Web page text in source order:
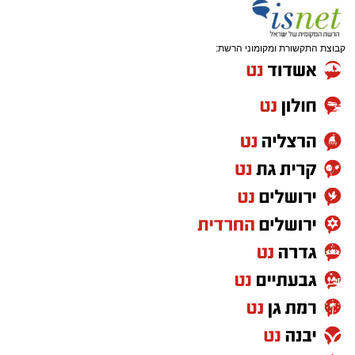
שבהם לומדים מאות בחורי ישיבות ומתעלים
בתורה גם בימי החופש.
במופע סיום בין הזמנים שישולב עם מלווה מלכה
בנצי שטיין, יצחק בן ארזה ושמוליק קליין בליווי
תזמורת מורחבת בניצוחו של מאסטרו דני אבידני.
קבוצת התקשורת ומקומוני הרשת: